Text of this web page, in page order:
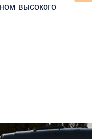
высокого